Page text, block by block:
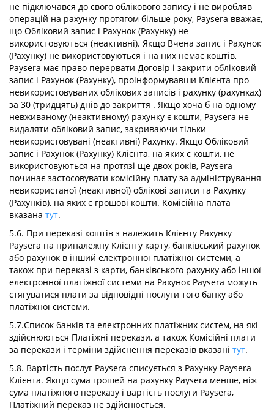
не підключався до свого облікового запису і не виробляв
операцій на рахунку протягом більше року, Paysera вважає,
що Обліковий запис і Рахунок (Рахунку) не
використовуються (неактивні). Якщо Вчена запис і Рахунок
(Рахунку) не використовуються і на них немає коштів,
Paysera має право перервати Договір і закрити обліковий
запис і Рахунок (Рахунку), проінформувавши Клієнта про
невикористовуваних облікових записів і рахунку (рахунках)
за 30 (тридцять) днів до закриття . Якщо хоча б на одному
невживаному (неактивному) рахунку є кошти, Paysera не
видаляти обліковий запис, закриваючи тільки
невикористовувані (неактивні) Рахунку. Якщо Обліковий
запис і Рахунок (Рахунку) Клієнта, на яких є кошти, не
використовуються на протязі ще двох років, Paysera
починає застосовувати комісійну плату за адміністрування
невикористаної (неактивної) облікові записи та Рахунку
(Рахунків), на яких є грошові кошти. Комісійна плата
вказана тут.
5.6. При переказі коштів з належить Клієнту Рахунку
Paysera на приналежну Клієнту карту, банківський рахунок
або рахунок в інший електронної платіжної системи, а
також при переказі з карти, банківського рахунку або іншої
електронної платіжної системи на Рахунок Paysera можуть
стягуватися плати за відповідні послуги того банку або
платіжної системи.
5.7.Список банків та електронних платіжних систем, на які
здійснюються Платіжні перекази, а також Комісійні плати
за перекази і терміни здійснення переказів вказані тут.
5.8. Вартість послуг Paysera списується з Рахунку Paysera
Клієнта. Якщо сума грошей на рахунку Paysera менше, ніж
сума платіжного переказу і вартість послуги Paysera,
Платіжний переказ не здійснюється.